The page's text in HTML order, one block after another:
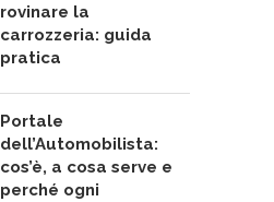
rovinare la
carrozzeria: guida
pratica
Portale
dell’Automobilista:
cos’è, a cosa serve e
perché ogni